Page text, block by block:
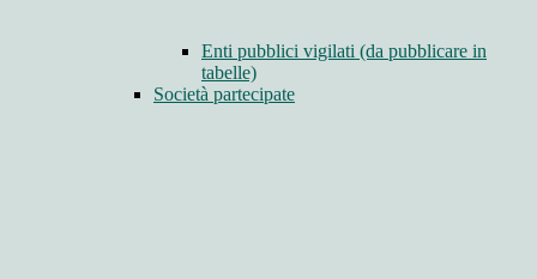
Enti pubblici vigilati (da pubblicare in
tabelle)
Società partecipate